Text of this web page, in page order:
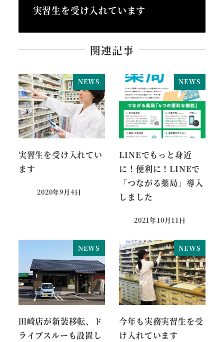
実習生を受け入れています
関連記事
NEWS
実習生を受け入れてい
ます
投稿日
2020年9月4日
NEWS
LINEでもっと身近
に！便利に！LINEで
「つながる薬局」導入
しました
投稿日
2021年10月11日
NEWS
田崎店が新装移転、ド
ライブスルーも設置し
NEWS
今年も実務実習生を受
け入れています